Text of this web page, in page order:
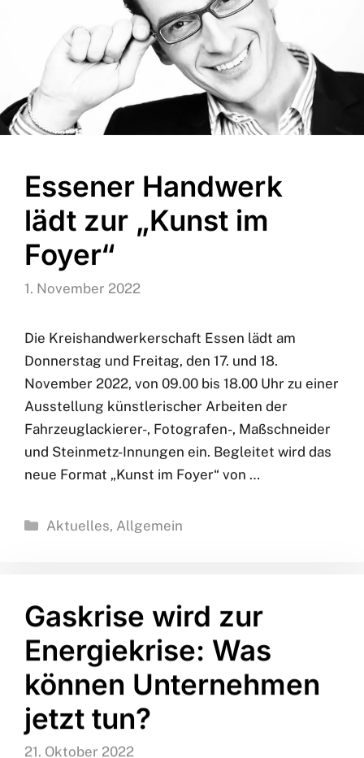
Essener Handwerk
lädt zur „Kunst im
Foyer“
Die Kreishandwerkerschaft Essen lädt am
Donnerstag und Freitag, den 17. und 18.
November 2022, von 09.00 bis 18.00 Uhr zu einer
Ausstellung künstlerischer Arbeiten der
Fahrzeuglackierer-, Fotografen-, Maßschneider
und Steinmetz-Innungen ein. Begleitet wird das
Gaskrise wird zur
Energiekrise: Was
können Unternehmen